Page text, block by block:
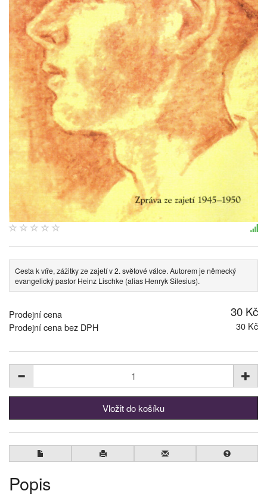
Cesta k víře, zážitky ze zajetí v 2. světové válce. Autorem je německý
evangelický pastor Heinz Lischke (alias Henryk Silesius).
Prodejní cena 30 Kč
Prodejní cena bez DPH 30 Kč
Popis